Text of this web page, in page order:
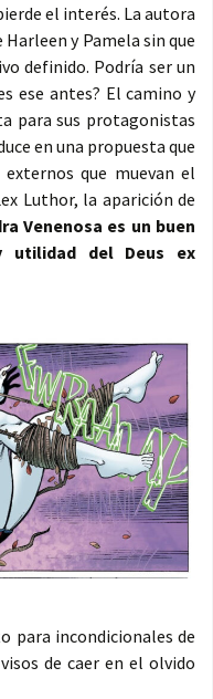
el interés. La autora
y Pamela sin que
definido. Podría ser un
ese antes? El camino y
para sus protagonistas
en una propuesta que
que muevan el
Luthor, la aparición de
Venenosa es un buen
utilidad del Deus ex
para incondicionales de
de caer en el olvido